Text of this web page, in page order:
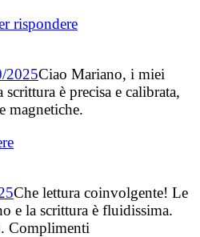
rispondere
2025Ciao Mariano, i miei
è precisa e calibrata,
magnetiche.
​Che lettura coinvolgente! Le
e la scrittura è fluidissima.
Complimenti